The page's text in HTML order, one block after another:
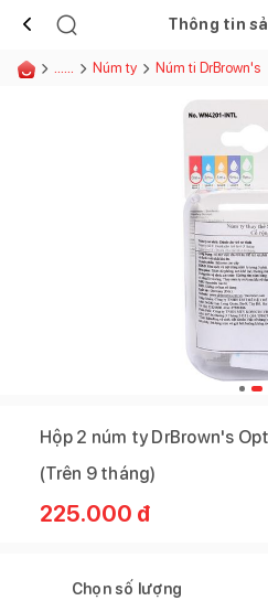
Thông tin
...... Núm ty Núm ti DrBrown's
Hộp 2 núm ty DrBrown's
(Trên 9 tháng)
225.000 đ
Chọn số lượng